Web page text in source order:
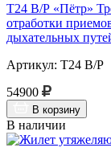
Т24 В/Р «Пётр»
отработки
дыхательных
Артикул: Т24 В/Р
54900
В корзину
В наличии